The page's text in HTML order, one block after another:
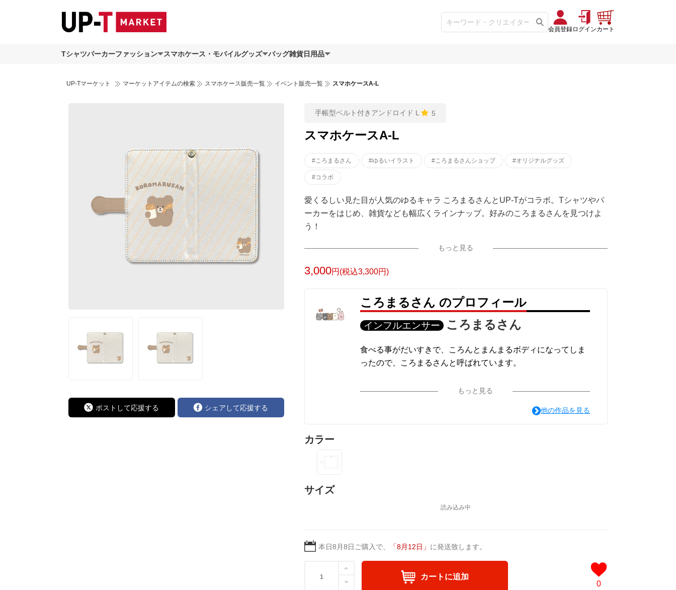
会員登録ログインカート
Tシャツパーカーファッション スマホケース・モバイルグッズ バッグ雑貨日用品
UP-Tマーケット マーケットアイテムの検索 スマホケース販売一覧 イベント販売一覧 スマホケースA-L
ポストして応援する シェアして応援する
手帳型ベルト付きアンドロイド L 5
スマホケースA-L
#ころまるさん #ゆるいイラスト #ころまるさんショップ #オリジナルグッズ
#コラボ
愛くるしい見た目が人気のゆるキャラ ころまるさんとUP-Tがコラボ。Tシャツやパ
ーカーをはじめ、雑貨なども幅広くラインナップ。好みのころまるさんを見つけよ
う！
もっと見る
3,000円(税込3,300円)
ころまるさん のプロフィール
インフルエンサー ころまるさん
食べる事がだいすきで、ころんとまんまるボディになってしま
ったので、ころまるさんと呼ばれています。
もっと見る
他の作品を見る
カラー
サイズ
本日8月8日 ご購入で、 「8月12日 」 に発送致します。
カートに追加
0